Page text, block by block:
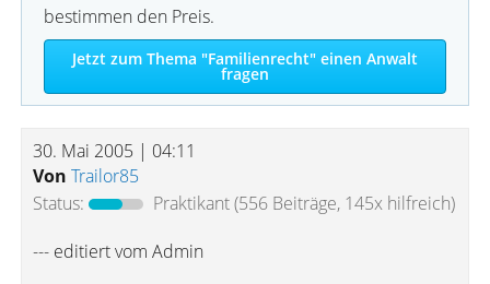
bestimmen den Preis.
Jetzt zum Thema "Familienrecht" einen Anwalt
fragen
30. Mai 2005 | 04:11
Von Trailor85
Status:
Praktikant(556 Beiträge, 145x hilfreich)
--- editiert vom Admin